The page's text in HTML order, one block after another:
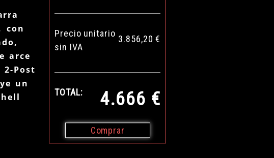
con
arce
Post
un
Precio unitario
sin IVA
3.856,20 €
TOTAL: 4.666 €
Comprar